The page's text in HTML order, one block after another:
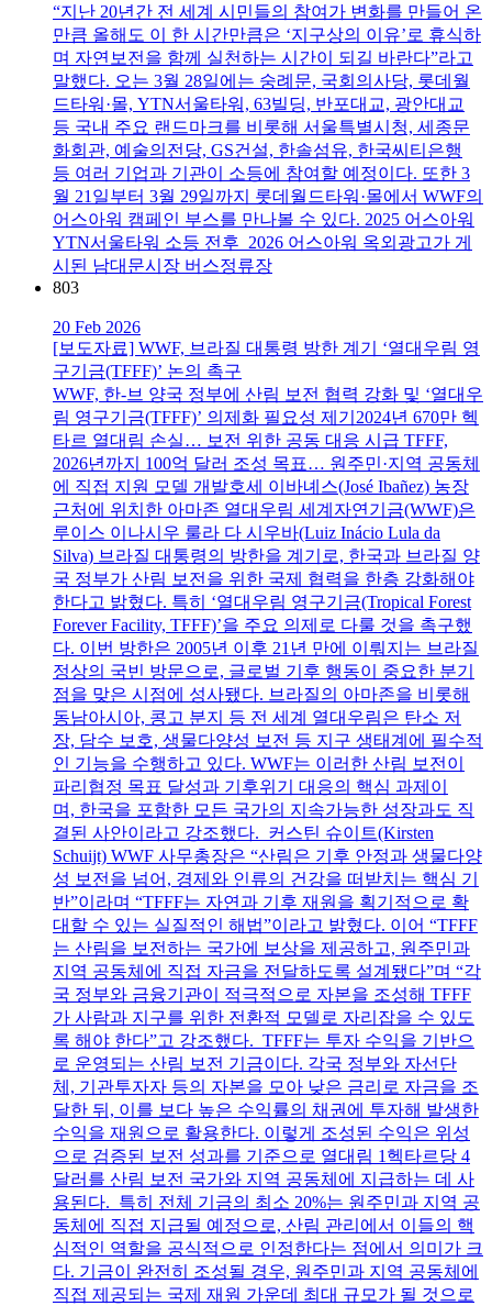
“지난 20년간 전 세계 시민들의 참여가 변화를 만들어 온
만큼 올해도 이 한 시간만큼은 ‘지구상의 이유’로 휴식하
며 자연보전을 함께 실천하는 시간이 되길 바란다”라고
말했다. 오는 3월 28일에는 숭례문, 국회의사당, 롯데월
드타워·몰, YTN서울타워, 63빌딩, 반포대교, 광안대교
등 국내 주요 랜드마크를 비롯해 서울특별시청, 세종문
화회관, 예술의전당, GS건설, 한솔섬유, 한국씨티은행
등 여러 기업과 기관이 소등에 참여할 예정이다. 또한 3
월 21일부터 3월 29일까지 롯데월드타워·몰에서 WWF의
어스아워 캠페인 부스를 만나볼 수 있다. 2025 어스아워
YTN서울타워 소등 전후 2026 어스아워 옥외광고가 게
시된 남대문시장 버스정류장
803
20 Feb 2026
[보도자료] WWF, 브라질 대통령 방한 계기 ‘열대우림 영
구기금(TFFF)’ 논의 촉구
WWF, 한-브 양국 정부에 산림 보전 협력 강화 및 ‘열대우
림 영구기금(TFFF)’ 의제화 필요성 제기2024년 670만 헥
타르 열대림 손실… 보전 위한 공동 대응 시급 TFFF,
2026년까지 100억 달러 조성 목표… 원주민·지역 공동체
에 직접 지원 모델 개발호세 이바녜스(José Ibañez) 농장
근처에 위치한 아마존 열대우림 세계자연기금(WWF)은
루이스 이나시우 룰라 다 시우바(Luiz Inácio Lula da
Silva) 브라질 대통령의 방한을 계기로, 한국과 브라질 양
국 정부가 산림 보전을 위한 국제 협력을 한층 강화해야
한다고 밝혔다. 특히 ‘열대우림 영구기금(Tropical Forest
Forever Facility, TFFF)’을 주요 의제로 다룰 것을 촉구했
다. 이번 방한은 2005년 이후 21년 만에 이뤄지는 브라질
정상의 국빈 방문으로, 글로벌 기후 행동이 중요한 분기
점을 맞은 시점에 성사됐다. 브라질의 아마존을 비롯해
동남아시아, 콩고 분지 등 전 세계 열대우림은 탄소 저
장, 담수 보호, 생물다양성 보전 등 지구 생태계에 필수적
인 기능을 수행하고 있다. WWF는 이러한 산림 보전이
파리협정 목표 달성과 기후위기 대응의 핵심 과제이
며, 한국을 포함한 모든 국가의 지속가능한 성장과도 직
결된 사안이라고 강조했다. 커스틴 슈이트(Kirsten
Schuijt) WWF 사무총장은 “산림은 기후 안정과 생물다양
성 보전을 넘어, 경제와 인류의 건강을 떠받치는 핵심 기
반”이라며 “TFFF는 자연과 기후 재원을 획기적으로 확
대할 수 있는 실질적인 해법”이라고 밝혔다. 이어 “TFFF
는 산림을 보전하는 국가에 보상을 제공하고, 원주민과
지역 공동체에 직접 자금을 전달하도록 설계됐다”며 “각
국 정부와 금융기관이 적극적으로 자본을 조성해 TFFF
가 사람과 지구를 위한 전환적 모델로 자리잡을 수 있도
록 해야 한다”고 강조했다. TFFF는 투자 수익을 기반으
로 운영되는 산림 보전 기금이다. 각국 정부와 자선단
체, 기관투자자 등의 자본을 모아 낮은 금리로 자금을 조
달한 뒤, 이를 보다 높은 수익률의 채권에 투자해 발생한
수익을 재원으로 활용한다. 이렇게 조성된 수익은 위성
으로 검증된 보전 성과를 기준으로 열대림 1헥타르당 4
달러를 산림 보전 국가와 지역 공동체에 지급하는 데 사
용된다. 특히 전체 기금의 최소 20%는 원주민과 지역 공
동체에 직접 지급될 예정으로, 산림 관리에서 이들의 핵
심적인 역할을 공식적으로 인정한다는 점에서 의미가 크
다. 기금이 완전히 조성될 경우, 원주민과 지역 공동체에
직접 제공되는 국제 재원 가운데 최대 규모가 될 것으로